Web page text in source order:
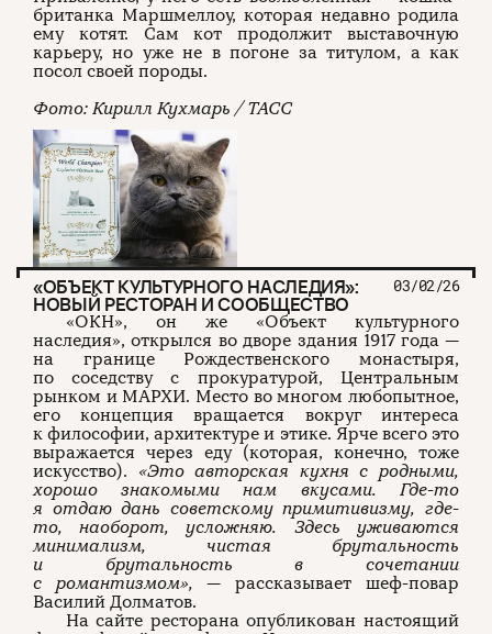
британка Маршмеллоу, которая недавно родила
ему котят. Сам кот продолжит выставочную
карьеру, но уже не в погоне за титулом, а как
посол своей породы.
Фото: Кирилл Кухмарь / ТАСС
«ОБЪЕКТ КУЛЬТУРНОГО НАСЛЕДИЯ»:
НОВЫЙ РЕСТОРАН И СООБЩЕСТВО
03/02/26
«ОКН», он же «Объект культурного
наследия», открылся во дворе здания 1917 года —
на границе Рождественского монастыря,
по соседству с прокуратурой, Центральным
рынком и МАРХИ. Место во многом любопытное,
его концепция вращается вокруг интереса
к философии, архитектуре и этике. Ярче всего это
выражается через еду (которая, конечно, тоже
искусство). «Это авторская кухня с родными,
хорошо знакомыми нам вкусами. Где-то
я отдаю дань советскому примитивизму, где-
то, наоборот, усложняю. Здесь уживаются
минимализм, чистая брутальность
и брутальность в сочетании
с романтизмом», — рассказывает шеф-повар
Василий Долматов.
На сайте ресторана опубликован настоящий